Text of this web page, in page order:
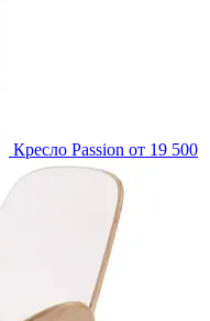
Кресло Passion от 19 500